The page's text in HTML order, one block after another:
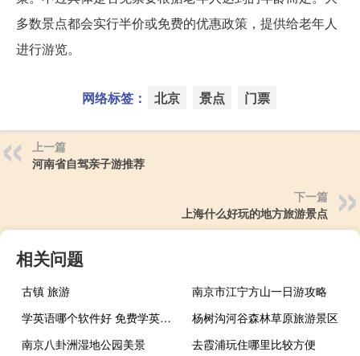
多数景点都会实行半价或免费的优惠政策，提供给老年人
进行游览。
网络标签： 北京 景点 门票
上一篇
河南省自驾亲子游推荐
下一篇
上海什么好玩的地方旅游景点
相关问题
古镇 旅游
南京市江宁方山一日游攻略
学英语哪个软件好 免费学英语软件推荐
杨树沟河谷森林草原旅游景区
南京八卦洲湿地公园美景
去霞浦玩住哪里比较方便